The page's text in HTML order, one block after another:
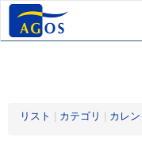
リスト カテゴリ カレ